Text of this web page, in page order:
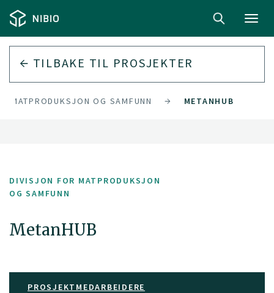
TILBAKE TIL PROSJEKTER
MATPRODUKSJON OG SAMFUNN METANHUB
DIVISJON FOR MATPRODUKSJON
OG SAMFUNN
MetanHUB
PROSJEKTMEDARBEIDERE